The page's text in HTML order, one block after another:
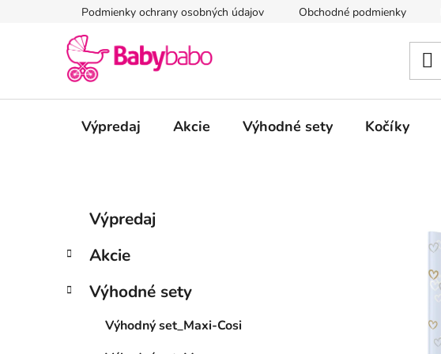
Podmienky ochrany osobných údajov Obchodné podmienky
Výpredaj Akcie Výhodné sety Kočíky
č
ý
Preskočiť
kategórie
e
ó
Výpredaj
Akcie
Výhodné sety
Výhodný set_Maxi-Cosi